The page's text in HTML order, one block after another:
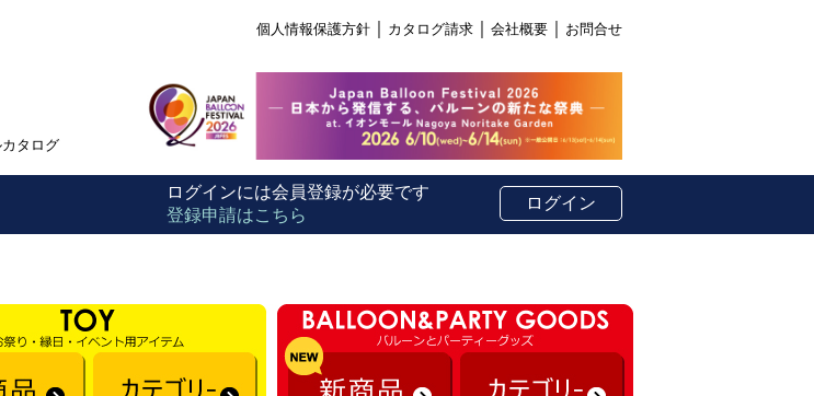
個人情報保護方針 カタログ請求 会社概要 お問合せ
タログ
ログインには会員登録が必要です
登録申請はこちら
ログイン